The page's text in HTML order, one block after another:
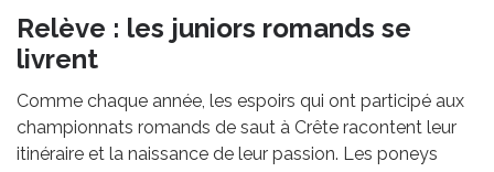
Relève : les juniors romands se
livrent
Comme chaque année, les espoirs qui ont participé aux
championnats romands de saut à Crête racontent leur
itinéraire et la naissance de leur passion. Les poneys